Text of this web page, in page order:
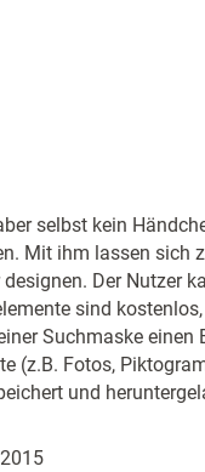
selbst kein
Mit ihm lassen sich
Der Nutzer
sind
Suchmaske
(z.B. Fotos,
und